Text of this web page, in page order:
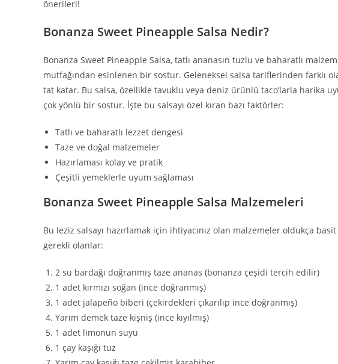
önerileri!
Bonanza Sweet Pineapple Salsa Nedir?
Bonanza Sweet Pineapple Salsa, tatlı ananasın tuzlu ve baharatlı
mutfağından esinlenen bir sostur. Geleneksel salsa tariflerinden farklı
tat katar. Bu salsa, özellikle tavuklu veya deniz ürünlü taco’larla harika
çok yönlü bir sostur. İşte bu salsayı özel kıran bazı faktörler:
Tatlı ve baharatlı lezzet dengesi
Taze ve doğal malzemeler
Hazırlaması kolay ve pratik
Çeşitli yemeklerle uyum sağlaması
Bonanza Sweet Pineapple Salsa Malzemeleri
Bu leziz salsayı hazırlamak için ihtiyacınız olan malzemeler oldukça
gerekli olanlar:
2 su bardağı doğranmış taze ananas (bonanza çeşidi tercih edilir)
1 adet kırmızı soğan (ince doğranmış)
1 adet jalapeño biberi (çekirdekleri çıkarılıp ince doğranmış)
Yarım demek taze kişniş (ince kıyılmış)
1 adet limonun suyu
1 çay kaşığı tuz